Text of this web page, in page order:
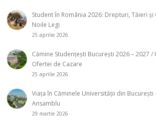
Student în România 2026: Drepturi, Tăieri și
Noile Legi
25 aprilie 2026
Cămine Studențești București 2026 – 2027
Ofertei de Cazare
25 aprilie 2026
Viața în Căminele Universității din București
Ansamblu
29 martie 2026